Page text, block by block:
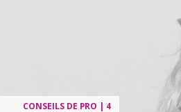
CONSEILS DE PRO | 4